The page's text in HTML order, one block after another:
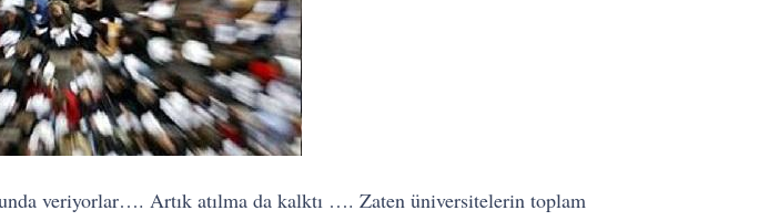
veriyorlar…. Artık atılma da kalktı …. Zaten üniversitelerin toplam